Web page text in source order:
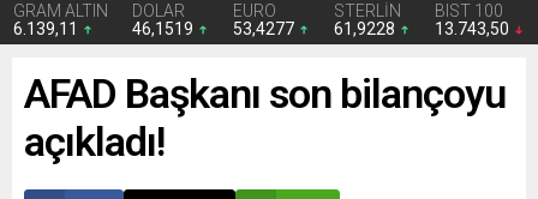
GRAM ALTIN
6.139,11
DOLAR
46,1519
EURO
53,4277
STERLİN
61,9228
BIST 100
13.743,50
AFAD Başkanı son bilançoyu
açıkladı!